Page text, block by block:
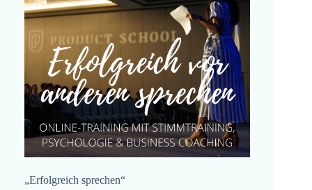
„Erfolgreich sprechen“